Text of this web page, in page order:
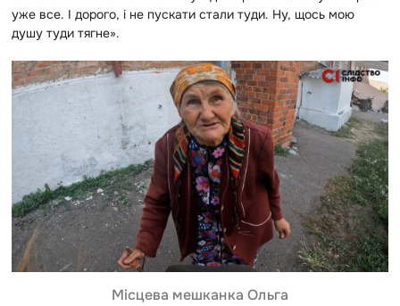
уже все. І дорого, і не пускати стали туди. Ну, щось мою
душу туди тягне».
Місцева мешканка Ольга